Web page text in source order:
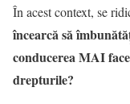
În acest context, se
încearcă să
conducerea MAI
drepturile?